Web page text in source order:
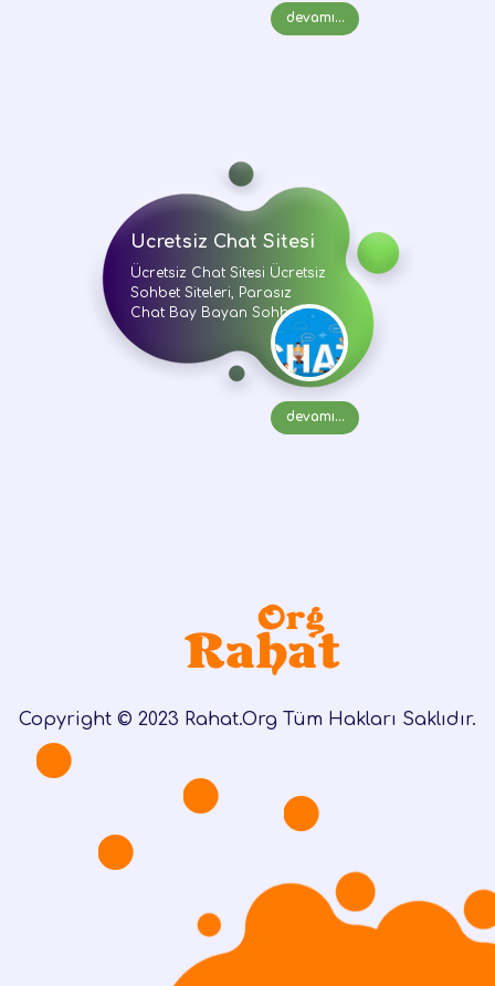
devamı...
Ücretsiz Chat Sitesi
Ücretsiz Chat Sitesi Ücretsiz
Sohbet Siteleri, Parasız
Chat Bay Bayan Sohbet
devamı...
Copyright © 2023 Rahat.Org Tüm Hakları Saklıdır.